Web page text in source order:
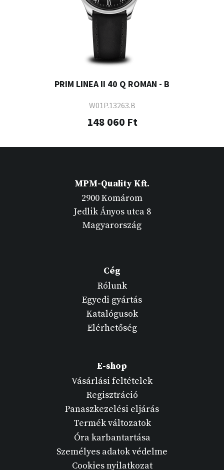
PRIM LINEA II 40 Q ROMAN - B
W01P.13263.B
148 060 Ft
MPM-Quality Kft.
2900 Komárom
Jedlik Ányos utca 8
Magyarország
Cég
Rólunk
Egyedi gyártás
Katalógusok
Elérhetőség
E-shop
Vásárlási feltételek
Regisztráció
Panaszkezelési eljárás
Termék változatok
Óra karbantartása
Személyes adatok védelme
Cookies nyilatkozat